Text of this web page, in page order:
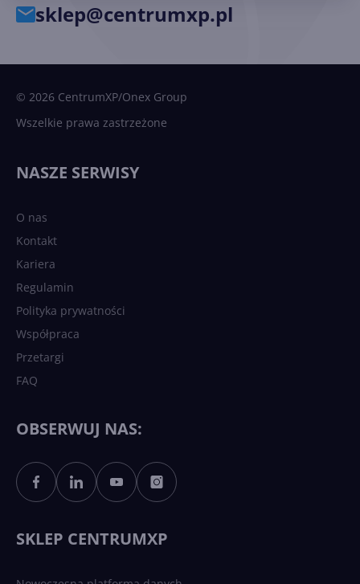
sklep@centrumxp.pl
© 2026 CentrumXP/Onex Group
Wszelkie prawa zastrzeżone
NASZE SERWISY
O nas
Kontakt
Kariera
Regulamin
Polityka prywatności
Współpraca
Przetargi
FAQ
OBSERWUJ NAS:
SKLEP CENTRUMXP